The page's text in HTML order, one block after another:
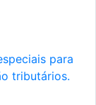
para
tributários.